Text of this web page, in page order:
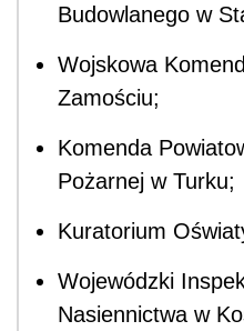
Budowlanego w
Wojskowa
Zamościu;
Komenda
Pożarnej w Turku;
Kuratorium
Wojewódzki
Nasiennictwa w